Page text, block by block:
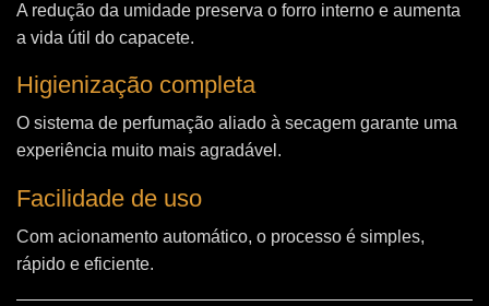
A redução da umidade preserva o forro interno e aumenta
a vida útil do capacete.
Higienização completa
O sistema de perfumação aliado à secagem garante uma
experiência muito mais agradável.
Facilidade de uso
Com acionamento automático, o processo é simples,
rápido e eficiente.